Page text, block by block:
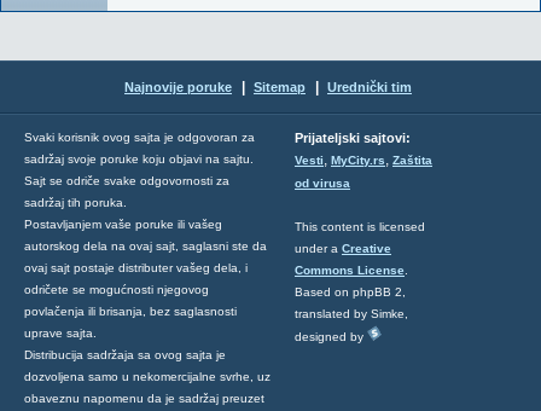
Najnovije poruke Sitemap Urednički tim
Svaki korisnik ovog sajta je odgovoran za
sadržaj svoje poruke koju objavi na sajtu.
Sajt se odriče svake odgovornosti za
sadržaj tih poruka.
Postavljanjem vaše poruke ili vašeg
autorskog dela na ovaj sajt, saglasni ste da
ovaj sajt postaje distributer vašeg dela, i
odričete se mogućnosti njegovog
povlačenja ili brisanja, bez saglasnosti
uprave sajta.
Distribucija sadržaja sa ovog sajta je
dozvoljena samo u nekomercijalne svrhe, uz
obaveznu napomenu da je sadržaj preuzet
Prijateljski sajtovi:
Vesti, MyCity.rs, Zaštita
od virusa
This content is licensed
under a Creative
Commons License
Based on phpBB 2,
translated by Simke,
designed by